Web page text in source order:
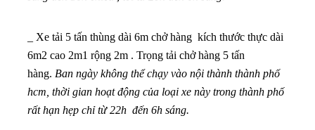
_ Xe tải 5 tấn thùng dài 6m chở hàng kích thước thực dài
6m2 cao 2m1 rộng 2m . Trọng tải chở hàng 5 tấn
hàng. Ban ngày không thể chạy vào nội thành thành phố
hcm, thời gian hoạt động của loại xe này trong thành phố
rất hạn hẹp chỉ từ 22h đến 6h sáng.